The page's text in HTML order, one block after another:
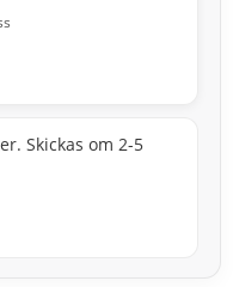
Skickas om 2-5